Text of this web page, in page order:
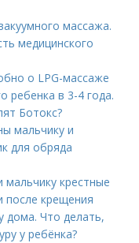
массажа.
медицинского
о LPG-массаже
ребенка в 3-4 года.
Ботокс?
мальчику и
для обряда
мальчику крестные
после крещения
дома. Что делать,
у ребёнка?